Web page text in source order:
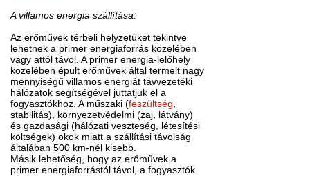
A villamos energia szállítása:
Az erőművek térbeli helyzetüket tekintve
lehetnek a primer energiaforrás közelében
vagy attól távol. A primer energia-lelőhely
közelében épült erőművek által termelt nagy
mennyiségű villamos energiát távvezetéki
hálózatok segítségével juttatjuk el a
fogyasztókhoz. A műszaki (feszültség,
stabilitás), környezetvédelmi (zaj, látvány)
és gazdasági (hálózati veszteség, létesítési
költségek) okok miatt a szállítási távolság
általában 500 km-nél kisebb.
Másik lehetőség, hogy az erőművek a
primer energiaforrástól távol, a fogyasztók